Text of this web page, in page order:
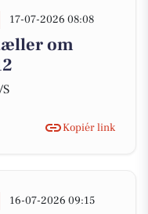
17-07-2026 08:08
om
Kopiér link
16-07-2026 09:15